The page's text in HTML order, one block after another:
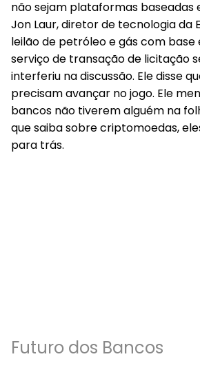
não sejam plataformas baseadas
Jon Laur, diretor de tecnologia da
leilão de petróleo e gás com base
serviço de transação de licitação
interferiu na discussão. Ele disse
precisam avançar no jogo. Ele
bancos não tiverem alguém na
que saiba sobre criptomoedas,
para trás.
Futuro dos Bancos